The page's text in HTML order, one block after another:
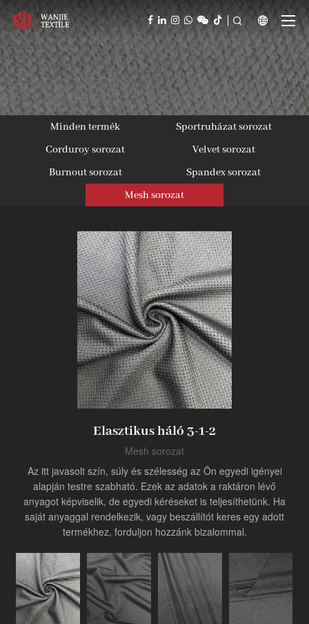
  
Ipari innovátor
Minden termék
Sportruházat sorozat
Corduroy sorozat
Velvet sorozat
Burnout sorozat
Spandex sorozat
Mesh sorozat
Elasztikus háló 3-1-2
Mesh sorozat
Az itt javasolt szín, súly és szélesség az Ön egyedi igényei
alapján testre szabható. Ezek az adatok a raktáron lévő
anyagot képviselik, de egyedi kéréseket is teljesíthetünk. Ha
saját anyaggal rendelkezik, vagy beszállítót keres egy adott
termékhez, forduljon hozzánk bizalommal.